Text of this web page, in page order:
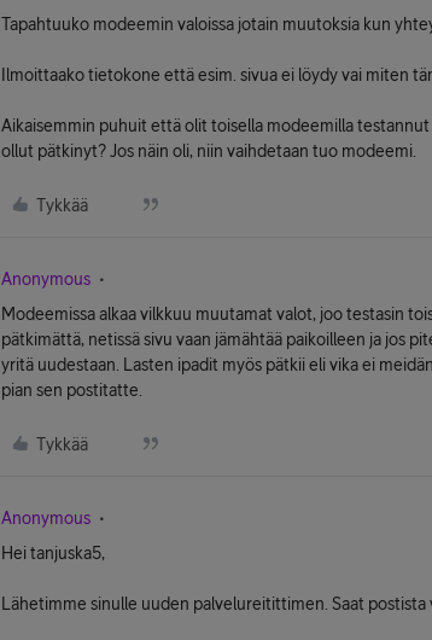
Tapahtuuko modeemin valoissa jotain muutoksia kun
Ilmoittaako tietokone että esim. sivua ei löydy vai miten
Aikaisemmin puhuit että olit toisella modeemilla
ollut pätkinyt? Jos näin oli, niin vaihdetaan tuo modeemi.
Tykkää
Anonymous
Modeemissa alkaa vilkkuu muutamat valot, joo testasin
pätkimättä, netissä sivu vaan jämähtää paikoilleen ja jos
yritä uudestaan. Lasten ipadit myös pätkii eli vika ei
pian sen postitatte.
Tykkää
Anonymous
Hei tanjuska5,
Lähetimme sinulle uuden palvelureitittimen. Saat